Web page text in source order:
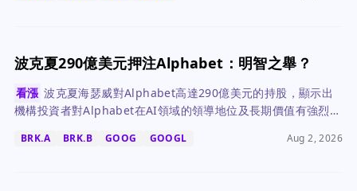
波克夏290億美元押注Alphabet：明智之舉？
看漲 波克夏海瑟威對Alphabet高達290億美元的持股，顯示出
機構投資者對Alphabet在AI領域的領導地位及長期價值有強烈信
BRK.A BRK.B GOOG GOOGL Aug 2, 2026